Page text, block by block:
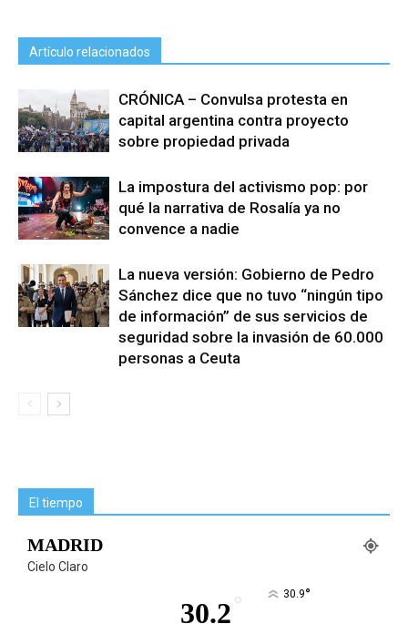
Artículo relacionados
CRÓNICA – Convulsa protesta en
capital argentina contra proyecto
sobre propiedad privada
La impostura del activismo pop: por
qué la narrativa de Rosalía ya no
convence a nadie
La nueva versión: Gobierno de Pedro
Sánchez dice que no tuvo “ningún tipo
de información” de sus servicios de
seguridad sobre la invasión de 60.000
personas a Ceuta
El tiempo
MADRID
Cielo Claro
30.2 ° 30.9°